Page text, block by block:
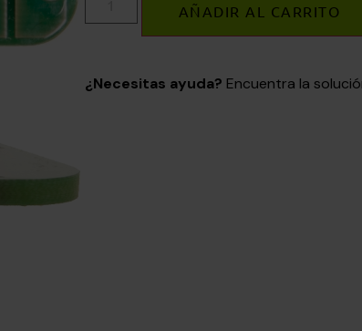
AÑADIR AL CARRITO
¿Necesitas ayuda? Encuentra la